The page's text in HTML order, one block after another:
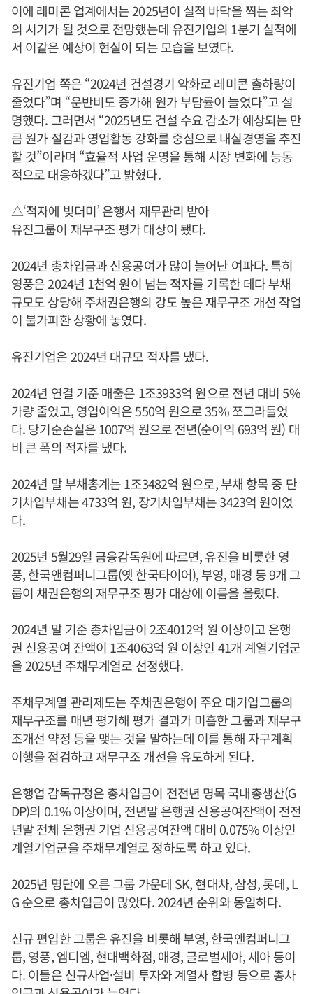
이에 레미콘 업계에서는 2025년이 실적 바닥을 찍는 최악
의 시기가 될 것으로 전망했는데 유진기업의 1분기 실적에
서 이같은 예상이 현실이 되는 모습을 보였다.
유진기업 쪽은 “2024년 건설경기 악화로 레미콘 출하량이
줄었다”며 “운반비도 증가해 원가 부담률이 늘었다”고 설
명했다. 그러면서 “2025년도 건설 수요 감소가 예상되는 만
큼 원가 절감과 영업활동 강화를 중심으로 내실경영을 추진
할 것”이라며 “효율적 사업 운영을 통해 시장 변화에 능동
적으로 대응하겠다”고 밝혔다.
△‘적자에 빚더미’ 은행서 재무관리 받아
유진그룹이 재무구조 평가 대상이 됐다.
2024년 총차입금과 신용공여가 많이 늘어난 여파다. 특히
영풍은 2024년 1천억 원이 넘는 적자를 기록한 데다 부채
규모도 상당해 주채권은행의 강도 높은 재무구조 개선 작업
이 불가피환 상황에 놓였다.
유진기업은 2024년 대규모 적자를 냈다.
2024년 연결 기준 매출은 1조3933억 원으로 전년 대비 5%
가량 줄었고, 영업이익은 550억 원으로 35% 쪼그라들었
다. 당기순손실은 1007억 원으로 전년(순이익 693억 원) 대
비 큰 폭의 적자를 냈다.
2024년 말 부채총계는 1조3482억 원으로, 부채 항목 중 단
기차입부채는 4733억 원, 장기차입부채는 3423억 원이었
다.
2025년 5월29일 금융감독원에 따르면, 유진을 비롯한 영
풍, 한국앤컴퍼니그룹(옛 한국타이어), 부영, 애경 등 9개 그
룹이 채권은행의 재무구조 평가 대상에 이름을 올렸다.
2024년 말 기준 총차입금이 2조4012억 원 이상이고 은행
권 신용공여 잔액이 1조4063억 원 이상인 41개 계열기업군
을 2025년 주채무계열로 선정했다.
주채무계열 관리제도는 주채권은행이 주요 대기업그룹의
재무구조를 매년 평가해 평가 결과가 미흡한 그룹과 재무구
조개선 약정 등을 맺는 것을 말하는데 이를 통해 자구계획
이행을 점검하고 재무구조 개선을 유도하게 된다.
은행업 감독규정은 총차입금이 전전년 명목 국내총생산(G
DP)의 0.1% 이상이며, 전년말 은행권 신용공여잔액이 전전
년말 전체 은행권 기업 신용공여잔액 대비 0.075% 이상인
계열기업군을 주채무계열로 정하도록 하고 있다.
2025년 명단에 오른 그룹 가운데 SK, 현대차, 삼성, 롯데, L
G 순으로 총차입금이 많았다. 2024년 순위와 동일하다.
신규 편입한 그룹은 유진을 비롯해 부영, 한국앤컴퍼니그
룹, 영풍, 엠디엠, 현대백화점, 애경, 글로벌세아, 세아 등이
다. 이들은 신규사업·설비 투자와 계열사 합병 등으로 총차